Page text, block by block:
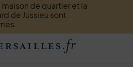
de quartier et la
de Jussieu sont
Retour à l'accueil